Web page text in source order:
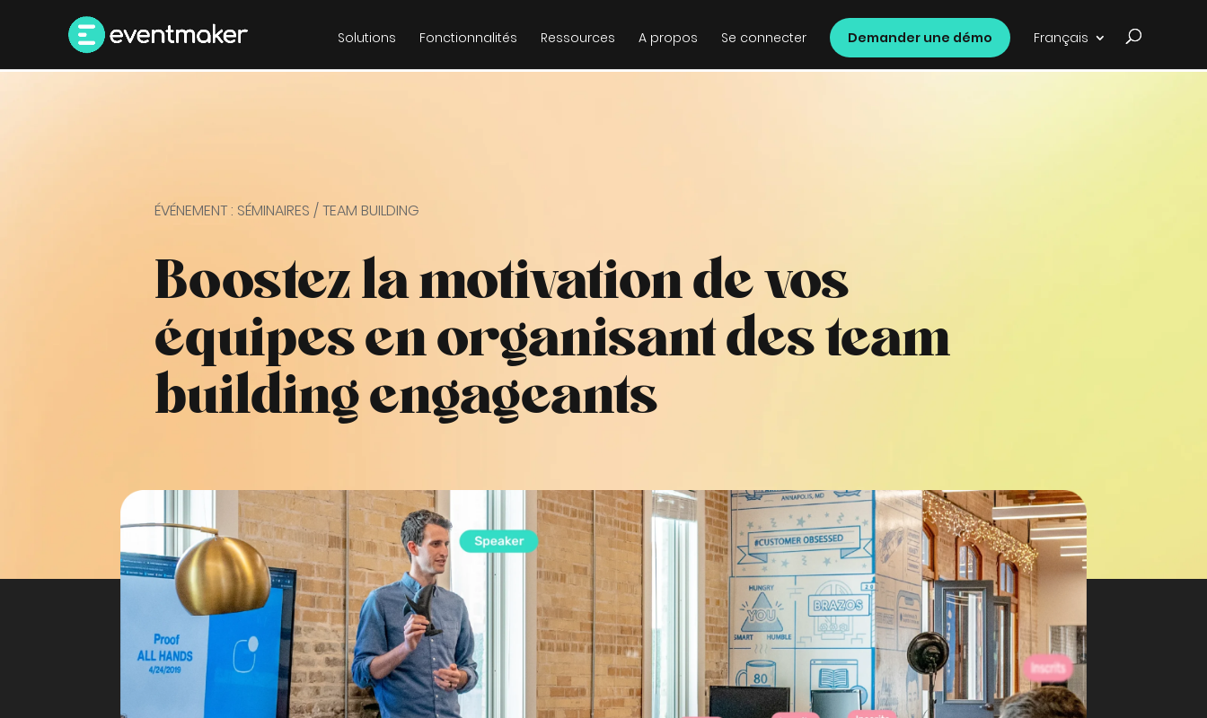
Solutions Fonctionnalités Ressources A propos Se connecter Demander une démo Français
ÉVÉNEMENT : SÉMINAIRES / TEAM BUILDING
Boostez la motivation de vos
équipes en organisant des team
building engageants